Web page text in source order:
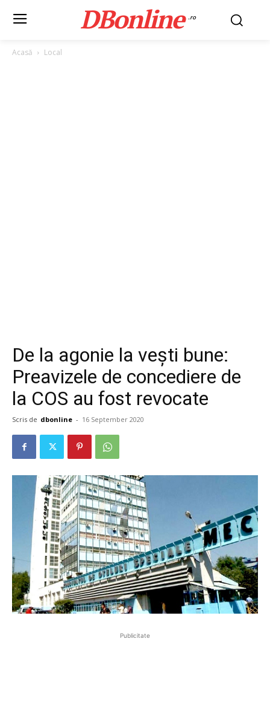
DBonline .ro
Acasă Local
De la agonie la vești bune:
Preavizele de concediere de
la COS au fost revocate
Scris de dbonline - 16 September 2020
Publicitate